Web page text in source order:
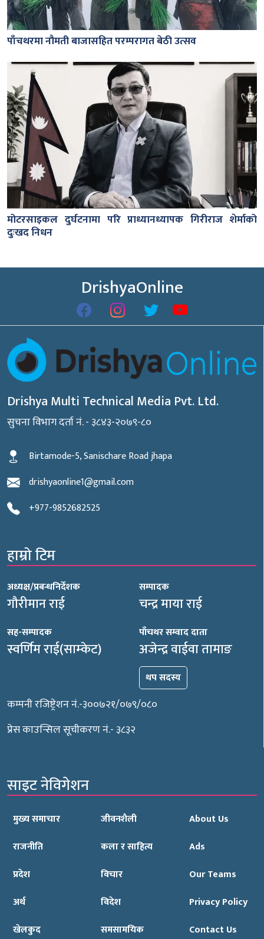
पाँचथरमा नौमती बाजासहित परम्परागत बेठी उत्सव
मोटरसाइकल दुर्घटनामा परि प्राध्यानध्यापक गिरीराज शेर्माको
दुःखद निधन
DrishyaOnline
Drishya Multi Technical Media Pvt. Ltd.
सुचना विभाग दर्ता नं. - ३८४३-२०७९-८०
Birtamode-5, Sanischare Road jhapa
drishyaonline1@gmail.com
+977-9852682525
हाम्रो टिम
अध्यक्ष/प्रबन्धनिर्देशक
गौरीमान राई
सम्पादक
चन्द्र माया राई
सह-सम्पादक
स्वर्णिम राई(साम्केट)
पाँचथर सम्वाद दाता
अजेन्द्र वाईवा तामाङ
थप सदस्य
कम्पनी रजिष्ट्रेशन नं.-३००७२१/०७९/०८०
प्रेस काउन्सिल सूचीकरण नं.- ३८३२
साइट नेविगेशन
मुख्य समाचार
राजनीति
प्रदेश
अर्थ
खेलकुद
जीवनशैली
कला र साहित्य
विचार
विदेश
समसामयिक
About Us
Ads
Our Teams
Privacy Policy
Contact Us